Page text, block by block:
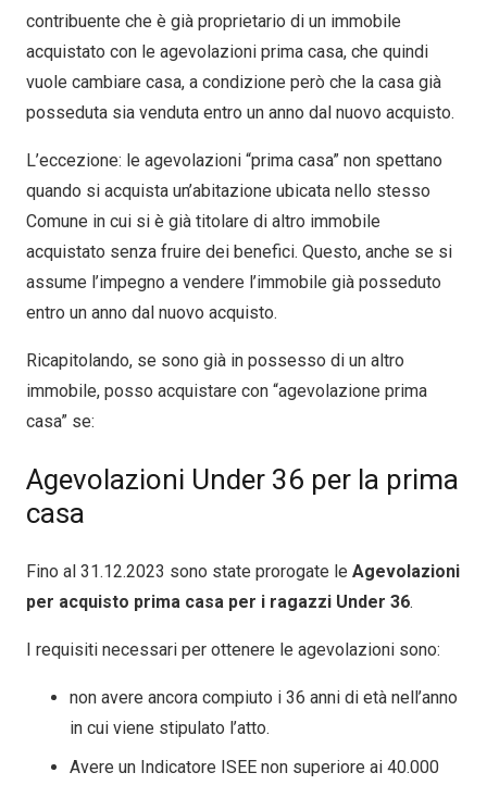
contribuente che è già proprietario di un immobile
acquistato con le agevolazioni prima casa, che quindi
vuole cambiare casa, a condizione però che la casa già
posseduta sia venduta entro un anno dal nuovo acquisto.
L’eccezione: le agevolazioni “prima casa” non spettano
quando si acquista un’abitazione ubicata nello stesso
Comune in cui si è già titolare di altro immobile
acquistato senza fruire dei benefici. Questo, anche se si
assume l’impegno a vendere l’immobile già posseduto
entro un anno dal nuovo acquisto.
Ricapitolando, se sono già in possesso di un altro
immobile, posso acquistare con “agevolazione prima
casa” se:
Agevolazioni Under 36 per la prima
casa
Fino al 31.12.2023 sono state prorogate le Agevolazioni
per acquisto prima casa per i ragazzi Under 36.
I requisiti necessari per ottenere le agevolazioni sono:
non avere ancora compiuto i 36 anni di età nell’anno
in cui viene stipulato l’atto.
Avere un Indicatore ISEE non superiore ai 40.000